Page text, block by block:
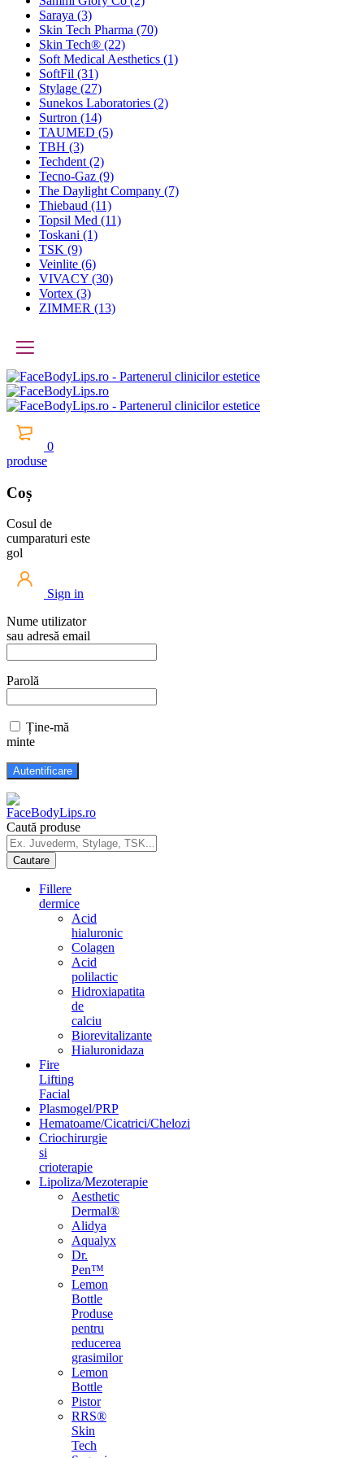
Saraya (3)
Skin Tech Pharma (70)
Skin Tech® (22)
Soft Medical Aesthetics (1)
SoftFil (31)
Stylage (27)
Sunekos Laboratories (2)
Surtron (14)
TAUMED (5)
TBH (3)
Techdent (2)
Tecno-Gaz (9)
The Daylight Company (7)
Thiebaud (11)
Topsil Med (11)
Toskani (1)
TSK (9)
Veinlite (6)
VIVACY (30)
Vortex (3)
ZIMMER (13)
0
produse
Coș
Cosul de
cumparaturi este
gol
Sign in
Nume utilizator
sau adresă email
Parolă
Ține-mă
minte
Caută produse
Fillere
dermice
Acid
hialuronic
Colagen
Acid
polilactic
Hidroxiapatita
de
calciu
Biorevitalizante
Hialuronidaza
Fire
Lifting
Facial
Plasmogel/PRP
Hematoame/Cicatrici/Chelozi
Criochirurgie
si
crioterapie
Lipoliza/Mezoterapie
Aesthetic
Dermal®
Alidya
Aqualyx
Dr.
Pen™
Lemon
Bottle
Produse
pentru
reducerea
grasimilor
Lemon
Bottle
Pistor
RRS®
Skin
Tech